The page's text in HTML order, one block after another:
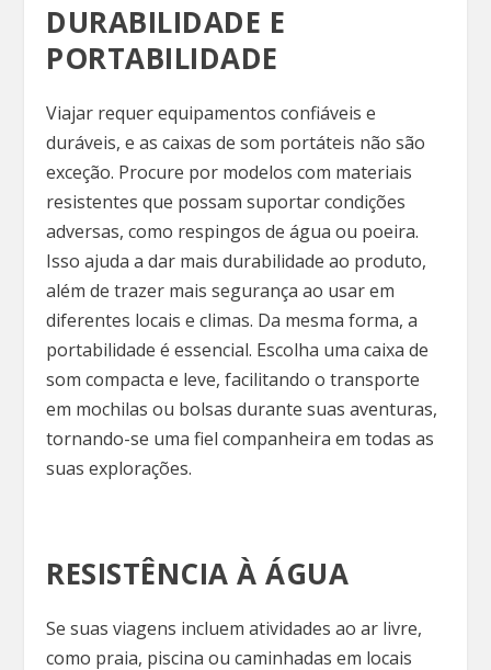
DURABILIDADE E
PORTABILIDADE
Viajar requer equipamentos confiáveis e
duráveis, e as caixas de som portáteis não são
exceção. Procure por modelos com materiais
resistentes que possam suportar condições
adversas, como respingos de água ou poeira.
Isso ajuda a dar mais durabilidade ao produto,
além de trazer mais segurança ao usar em
diferentes locais e climas. Da mesma forma, a
portabilidade é essencial. Escolha uma caixa de
som compacta e leve, facilitando o transporte
em mochilas ou bolsas durante suas aventuras,
tornando-se uma fiel companheira em todas as
suas explorações.
RESISTÊNCIA À ÁGUA
Se suas viagens incluem atividades ao ar livre,
como praia, piscina ou caminhadas em locais